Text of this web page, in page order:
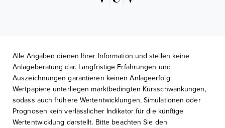
Alle Angaben dienen Ihrer Information und stellen keine
Anlageberatung dar. Langfristige Erfahrungen und
Auszeichnungen garantieren keinen Anlageerfolg.
Wertpapiere unterliegen marktbedingten Kursschwankungen,
sodass auch frühere Wertentwicklungen, Simulationen oder
Prognosen kein verlässlicher Indikator für die künftige
Wertentwicklung darstellt. Bitte beachten Sie den